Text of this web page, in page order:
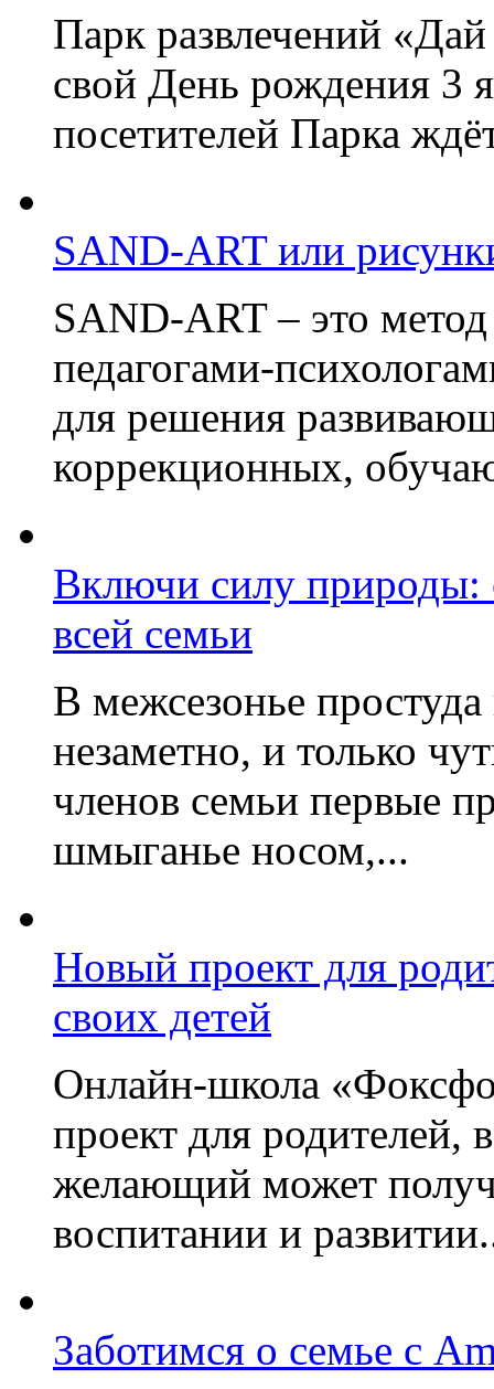
Парк развлечений
свой День рождения 3
посетителей Парка
SAND-ART или
SAND-ART – это
педагогами-
для решения
коррекционных,
Включи силу
всей семьи
В межсезонье
незаметно, и только
членов семьи первые
шмыганье носом,...
Новый проект для
своих детей
Онлайн-школа
проект для родителей,
желающий может
воспитании и
Заботимся о семье с